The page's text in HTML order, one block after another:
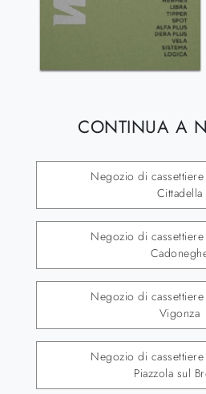
CONTINUA A
Negozio di
Cittadella
Negozio di
Negozio di
Vigonza
Negozio di
Piazzola sul